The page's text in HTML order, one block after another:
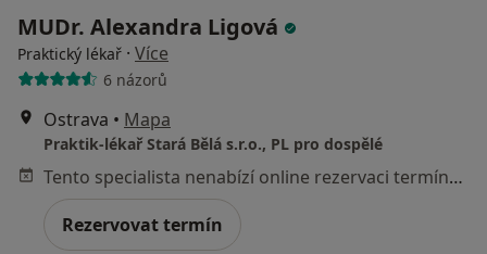
MUDr. Alexandra Ligová
Praktický lékař · Více
6 názorů
Ostrava • Mapa
Praktik-lékař Stará Bělá s.r.o., PL pro dospělé
Tento specialista nenabízí online rezervaci termínu na této adrese.
Rezervovat termín